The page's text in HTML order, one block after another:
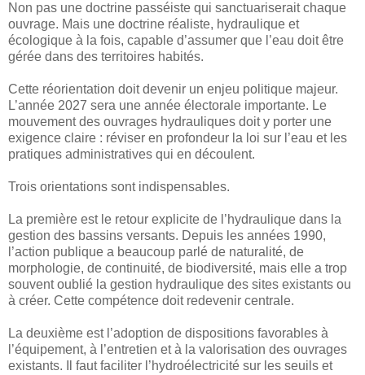
Non pas une doctrine passéiste qui sanctuariserait chaque
ouvrage. Mais une doctrine réaliste, hydraulique et
écologique à la fois, capable d’assumer que l’eau doit être
gérée dans des territoires habités.
Cette réorientation doit devenir un enjeu politique majeur.
L’année 2027 sera une année électorale importante. Le
mouvement des ouvrages hydrauliques doit y porter une
exigence claire : réviser en profondeur la loi sur l’eau et les
pratiques administratives qui en découlent.
Trois orientations sont indispensables.
La première est le retour explicite de l’hydraulique dans la
gestion des bassins versants. Depuis les années 1990,
l’action publique a beaucoup parlé de naturalité, de
morphologie, de continuité, de biodiversité, mais elle a trop
souvent oublié la gestion hydraulique des sites existants ou
à créer. Cette compétence doit redevenir centrale.
La deuxième est l’adoption de dispositions favorables à
l’équipement, à l’entretien et à la valorisation des ouvrages
existants. Il faut faciliter l’hydroélectricité sur les seuils et